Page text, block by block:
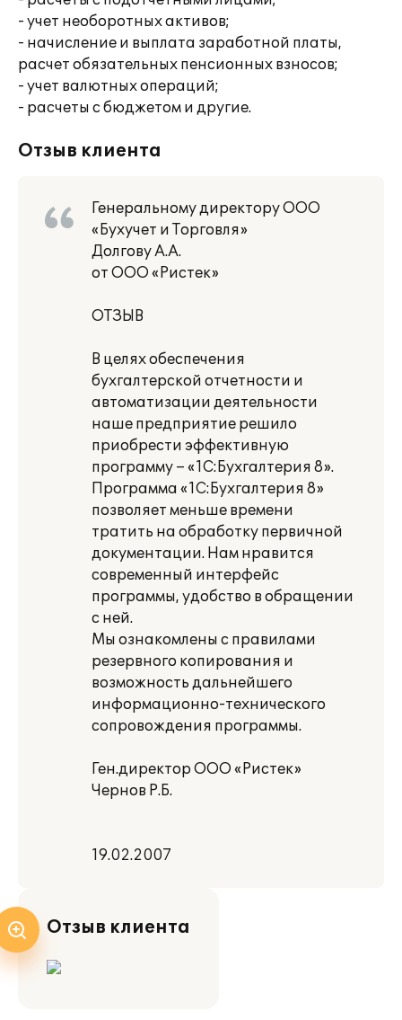
- учет необоротных активов;
- начисление и выплата заработной платы,
расчет обязательных пенсионных взносов;
- учет валютных операций;
- расчеты с бюджетом и другие.
Отзыв клиента
Генеральному директору ООО
«Бухучет и Торговля»
Долгову А.А.
от ООО «Ристек»
ОТЗЫВ
В целях обеспечения
бухгалтерской отчетности и
автоматизации деятельности
наше предприятие решило
приобрести эффективную
программу – «1С:Бухгалтерия 8».
Программа «1С:Бухгалтерия 8»
позволяет меньше времени
тратить на обработку первичной
документации. Нам нравится
современный интерфейс
программы, удобство в обращении
с ней.
Мы ознакомлены с правилами
резервного копирования и
возможность дальнейшего
информационно-технического
сопровождения программы.
Ген.директор ООО «Ристек»
Чернов Р.Б.
19.02.2007
Отзыв клиента